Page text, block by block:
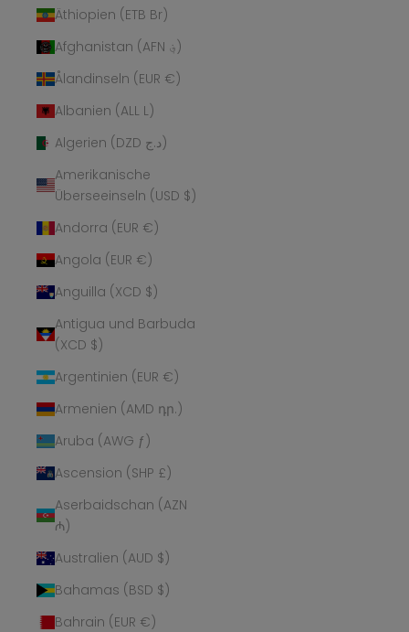
Äthiopien (ETB Br)
Afghanistan (AFN ؋)
Ålandinseln (EUR €)
Albanien (ALL L)
Algerien (DZD د.ج)
Amerikanische
Überseeinseln (USD $)
Andorra (EUR €)
Angola (EUR €)
Anguilla (XCD $)
Antigua und Barbuda
(XCD $)
Argentinien (EUR €)
Armenien (AMD դր.)
Aruba (AWG ƒ)
Ascension (SHP £)
Aserbaidschan (AZN
₼)
Australien (AUD $)
Bahamas (BSD $)
Bahrain (EUR €)